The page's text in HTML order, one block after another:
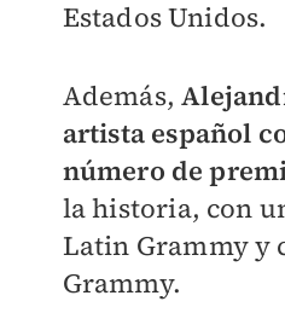
Estados Unidos.
Además,
artista español
número de
la historia, con
Latin Grammy y
Grammy.